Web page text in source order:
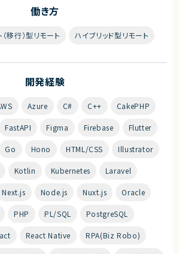
働き方
（移行）型リモート ハイブリッド型リモート
開発経験
Azure C# C++ CakePHP
FastAPI Figma Firebase Flutter
Go Hono HTML/CSS Illustrator
Kotlin Kubernetes Laravel
Next.js Node.js Nuxt.js Oracle
PHP PL/SQL PostgreSQL
React Native RPA(Biz Robo)